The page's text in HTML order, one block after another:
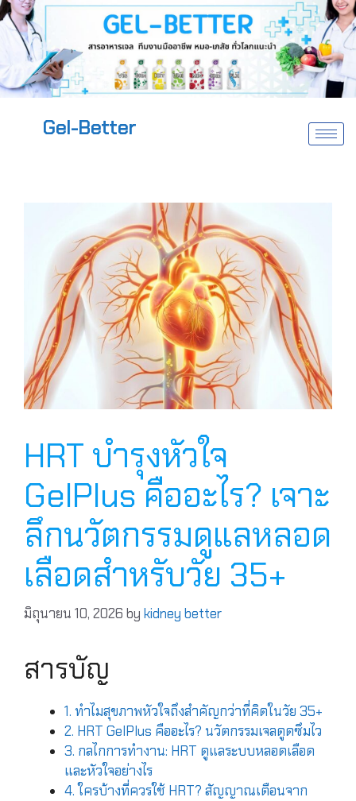
Gel-Better
HRT บำรุงหัวใจ
GelPlus คืออะไร? เจาะ
ลึกนวัตกรรมดูแลหลอด
เลือดสำหรับวัย 35+
มิถุนายน 10, 2026 by kidney better
สารบัญ
1. ทำไมสุขภาพหัวใจถึงสำคัญกว่าที่คิดในวัย 35+
2. HRT GelPlus คืออะไร? นวัตกรรมเจลดูดซึมไว
3. กลไกการทำงาน: HRT ดูแลระบบหลอดเลือด
และหัวใจอย่างไร
4. ใครบ้างที่ควรใช้ HRT? สัญญาณเตือนจาก